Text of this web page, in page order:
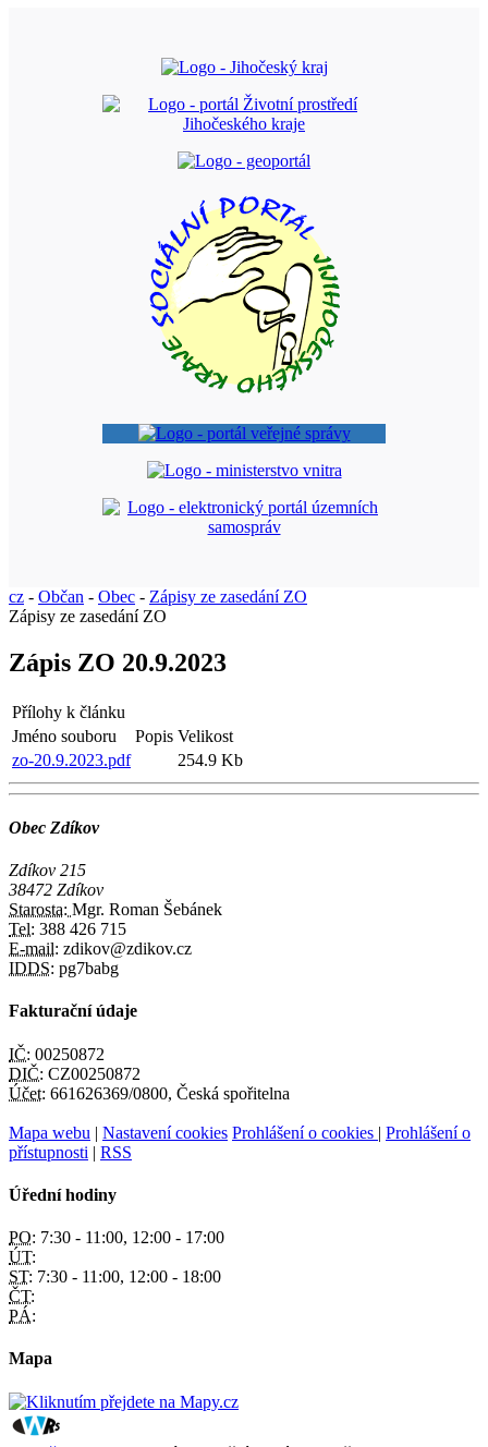
cz - Občan - Obec - Zápisy ze zasedání ZO
Zápisy ze zasedání ZO
Zápis ZO 20.9.2023
Přílohy k článku
Jméno souboru
Popis Velikost
zo-20.9.2023.pdf
254.9 Kb
Obec Zdíkov
Zdíkov 215
38472 Zdíkov
Starosta: Mgr. Roman Šebánek
Tel: 388 426 715
E-mail: zdikov@zdikov.cz
IDDS: pg7babg
Fakturační údaje
IČ: 00250872
DIČ: CZ00250872
Účet: 661626369/0800, Česká spořitelna
Mapa webu | Nastavení cookies Prohlášení o cookies | Prohlášení o
přístupnosti | RSS
Úřední hodiny
PO: 7:30 - 11:00, 12:00 - 17:00
ÚT:
ST: 7:30 - 11:00, 12:00 - 18:00
ČT:
PÁ:
Mapa